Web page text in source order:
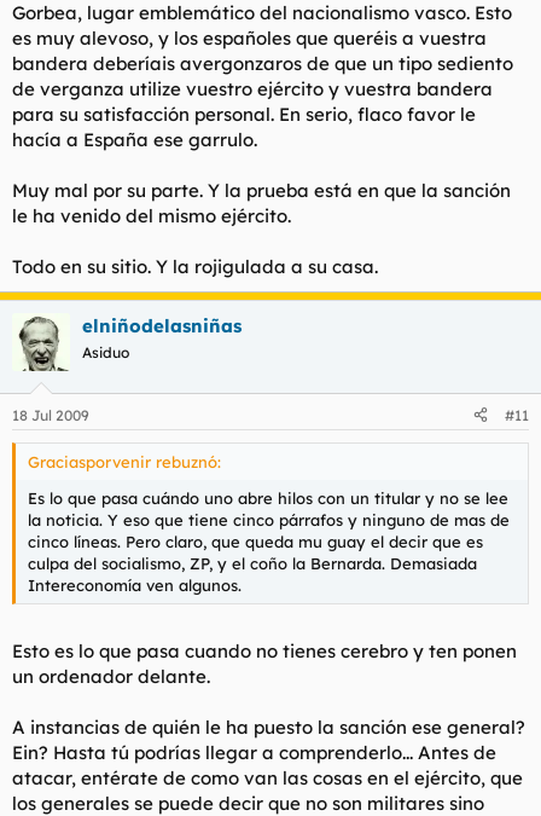
Gorbea, lugar emblemático del nacionalismo vasco. Esto
es muy alevoso, y los españoles que queréis a vuestra
bandera deberíais avergonzaros de que un tipo sediento
de verganza utilize vuestro ejército y vuestra bandera
para su satisfacción personal. En serio, flaco favor le
hacía a España ese garrulo.
Muy mal por su parte. Y la prueba está en que la sanción
le ha venido del mismo ejército.
Todo en su sitio. Y la rojigulada a su casa.
elniñodelasniñas
Asiduo
18 Jul 2009 #11
Graciasporvenir rebuznó:
Es lo que pasa cuándo uno abre hilos con un titular y no se lee
la noticia. Y eso que tiene cinco párrafos y ninguno de mas de
cinco líneas. Pero claro, que queda mu guay el decir que es
culpa del socialismo, ZP, y el coño la Bernarda. Demasiada
Intereconomía ven algunos.
Esto es lo que pasa cuando no tienes cerebro y ten ponen
un ordenador delante.
A instancias de quién le ha puesto la sanción ese general?
Ein? Hasta tú podrías llegar a comprenderlo... Antes de
atacar, entérate de como van las cosas en el ejército, que
los generales se puede decir que no son militares sino